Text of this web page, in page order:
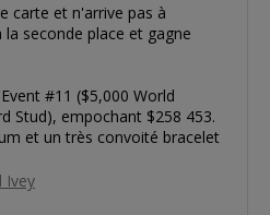
carte et n'arrive pas à
seconde place et gagne
#11 ($5,000 World
Stud), empochant $258 453.
et un très convoité bracelet
Ivey